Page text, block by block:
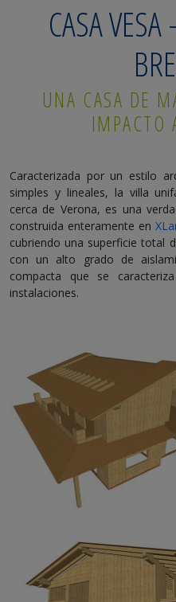
CASA
UNA CASA DE
IMPACTO
Caracterizada por un estilo
simples y lineales, la villa
cerca de Verona, es una
construida enteramente en
cubriendo una superficie total
con un alto grado de
compacta que se
instalaciones.